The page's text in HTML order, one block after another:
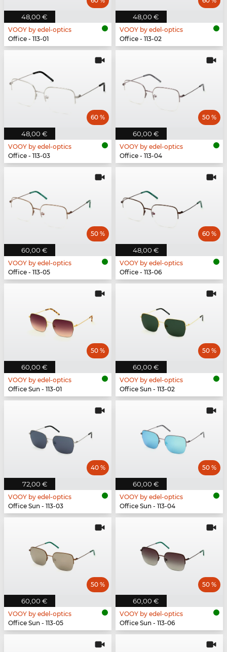
48,00 €
VOOY by edel-optics
Office - 113-01
48,00 €
VOOY by edel-optics
Office - 113-02
48,00 €
60 %
VOOY by edel-optics
Office - 113-03
60,00 €
50 %
VOOY by edel-optics
Office - 113-04
60,00 €
50 %
VOOY by edel-optics
Office - 113-05
48,00 €
60 %
VOOY by edel-optics
Office - 113-06
60,00 €
50 %
VOOY by edel-optics
Office Sun - 113-01
60,00 €
50 %
VOOY by edel-optics
Office Sun - 113-02
72,00 €
40 %
VOOY by edel-optics
Office Sun - 113-03
60,00 €
50 %
VOOY by edel-optics
Office Sun - 113-04
60,00 €
50 %
VOOY by edel-optics
Office Sun - 113-05
60,00 €
50 %
VOOY by edel-optics
Office Sun - 113-06